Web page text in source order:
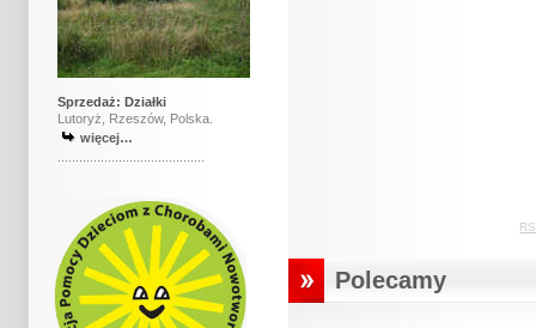
Sprzedaż: Działki
Lutoryż, Rzeszów, Polska.
więcej…
Polecamy